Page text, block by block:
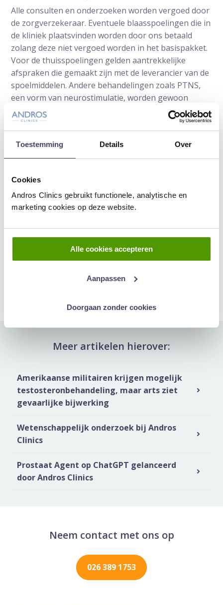
Toestemming Details Over
Cookies
Andros Clinics gebruikt functionele, analytische en
marketing cookies op deze website.
Alle cookies accepteren
Aanpassen
Doorgaan zonder cookies
Alle consulten en onderzoeken worden vergoed door
de zorgverzekeraar. Eventuele blaasspoelingen die in
de kliniek plaatsvinden worden door ons betaald
zolang deze niet vergoed worden in het basispakket.
Voor de thuisspoelingen gelden aantrekkelijke
afspraken die gemaakt zijn met de leverancier van de
spoelmiddelen. Andere behandelingen zoals PTNS,
een vorm van neurostimulatie, worden gewoon
vergoed uit het basispakket.
Afspraak maken
Deel via WhatsApp
Deel via Mail
Meer artikelen hierover:
Amerikaanse militairen krijgen mogelijk
testosteronbehandeling, maar arts ziet
gevaarlijke bijwerking
Wetenschappelijk onderzoek bij Andros
Clinics
Prostaat Agent op ChatGPT gelanceerd
door Andros Clinics
Neem contact met ons op
026 389 1753